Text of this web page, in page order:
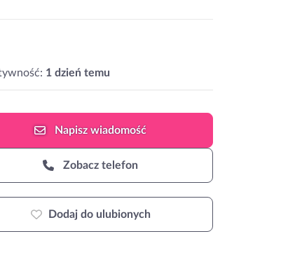
1 dzień temu
Napiszwiadomość
Zobacz telefon
Dodaj do ulubionych